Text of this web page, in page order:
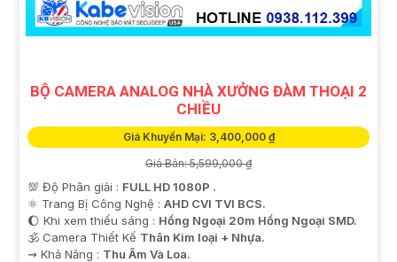
BỘ CAMERA ANALOG NHÀ XƯỞNG ĐÀM THOẠI 2
CHIỀU
Giá Khuyến Mại: 3,400,000 ₫
Giá Bán: 5,599,000 ₫
💯 Độ Phân giải : FULL HD 1080P .
⚛️ Trang Bị Công Nghệ : AHD CVI TVI BCS.
🌔 Khi xem thiếu sáng : Hồng Ngoại 20m Hồng Ngoại SMD.
🕉️ Camera Thiết Kế Thân Kim loại + Nhựa.
️⇝ Khả Năng : Thu Âm Và Loa.